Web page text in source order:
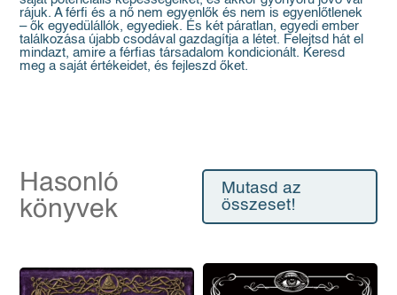
rájuk. A férfi és a nő nem egyenlők és nem is egyenlőtlenek
– ők egyedülállók, egyediek. És két páratlan, egyedi ember
találkozása újabb csodával gazdagítja a létet. Felejtsd hát el
mindazt, amire a férfias társadalom kondicionált. Keresd
meg a saját értékeidet, és fejleszd őket.
Hasonló
könyvek
Mutasd az
összeset!